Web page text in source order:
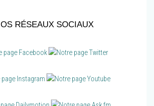
OS RÉSEAUX SOCIAUX